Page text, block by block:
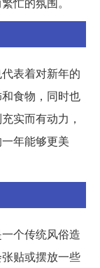
表着对新年的
食物，同时也
实而有动力，
年能够更美
个传统风俗造
贴或摆放一些